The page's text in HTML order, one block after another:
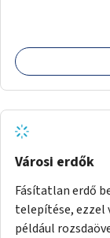
tud játszani,
hangulatukban
Városi erdők
Fásítatlan erdő
telepítése, ezzel
például